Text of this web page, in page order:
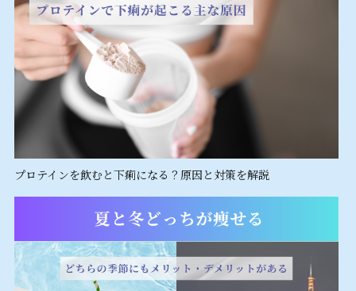
プロテインを飲むと下痢になる？原因と対策を解説